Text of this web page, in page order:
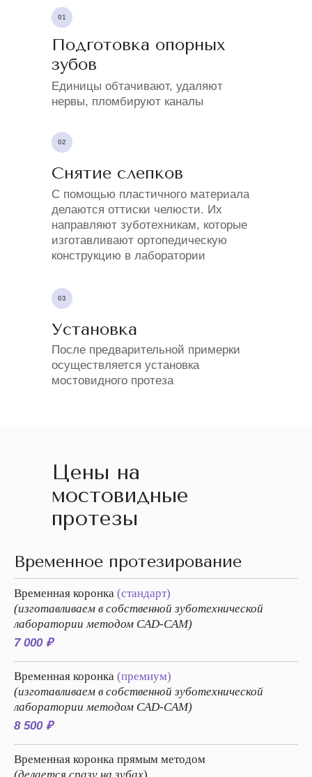
Подготовка опорных
зубов
Единицы обтачивают, удаляют
нервы, пломбируют каналы
Снятие слепков
С помощью пластичного материала
делаются оттиски челюсти. Их
направляют зуботехникам, которые
изготавливают ортопедическую
конструкцию в лаборатории
Установка
После предварительной примерки
осуществляется установка
мостовидного протеза
01
02
03
Цены на
мостовидные
протезы
Временное протезирование
Временная коронка (стандарт)
(изготавливаем в собственной зуботехнической
лаборатории методом CAD-CAM)
7 000 ₽
Временная коронка (премиум)
(изготавливаем в собственной зуботехнической
лаборатории методом CAD-CAM)
8 500 ₽
Временная коронка прямым методом